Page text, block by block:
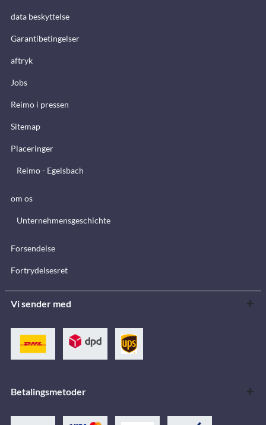
data beskyttelse
Garantibetingelser
aftryk
Jobs
Reimo i pressen
Sitemap
Placeringer
Reimo - Egelsbach
om os
Unternehmensgeschichte
Forsendelse
Fortrydelsesret
Vi sender med
Betalingsmetoder